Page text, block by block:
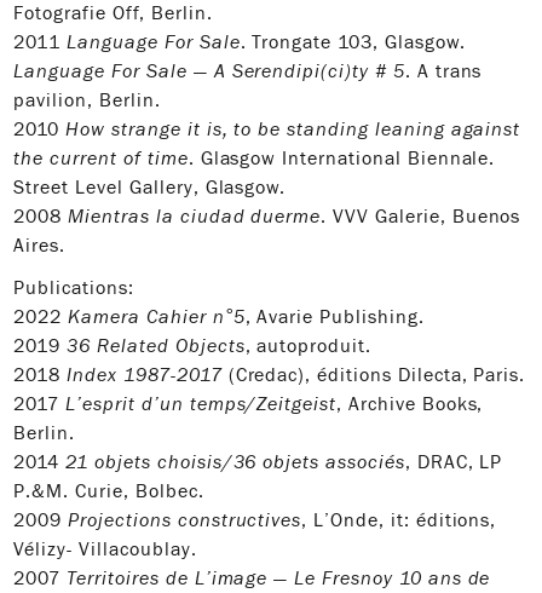
Fotografie Off, Berlin.
2011 Language For Sale. Trongate 103, Glasgow.
Language For Sale — A Serendipi(ci)ty # 5. A trans
pavilion, Berlin.
2010 How strange it is, to be standing leaning against
the current of time. Glasgow International Biennale.
Street Level Gallery, Glasgow.
2008 Mientras la ciudad duerme. VVV Galerie, Buenos
Aires.
Publications:
2022Kamera Cahier n°5, Avarie Publishing.
201936 Related Objects, autoproduit.
2018Index 1987-2017(Credac), éditions Dilecta, Paris.
2017L’esprit d’un temps/Zeitgeist, Archive Books,
Berlin.
201421 objets choisis/36 objets associés, DRAC, LP
P.&M. Curie, Bolbec.
2009Projections constructives, L’Onde, it: éditions,
Vélizy- Villacoublay.
2007 Territoires de L’image — Le Fresnoy 10 ans de